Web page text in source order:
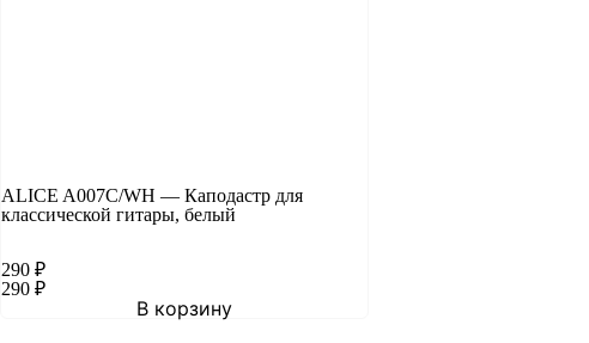
ALICE A007C/WH — Каподастр для
классической гитары, белый
290 ₽
290 ₽
В корзину